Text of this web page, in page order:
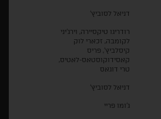
דניאל לסוביץ'
רודריגו טיקסיירה, וירג'יני
לקומבה, זכארי לוק
קיסלביץ', פריס
קאסידוקוסטאס-לאטיס,
טרי דוגאס
דניאל לסוביץ'
ג'ומו פריי